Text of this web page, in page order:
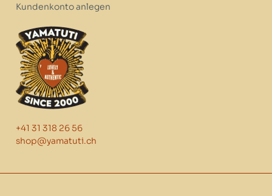
Kundenkonto anlegen
+41 31 318 26 56
shop@yamatuti.ch